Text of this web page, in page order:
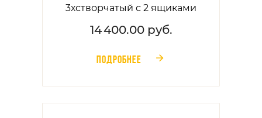
3хстворчатый с 2 ящиками
14 400.00 руб.
ПОДРОБНЕЕ 󰁔